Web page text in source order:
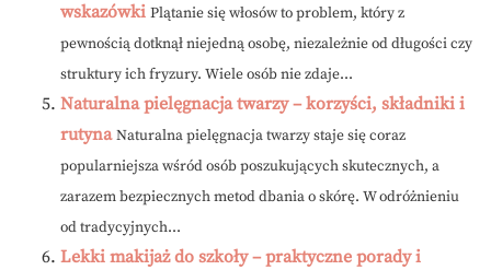
wskazówki Plątanie się włosów to problem, który z
pewnością dotknął niejedną osobę, niezależnie od długości czy
struktury ich fryzury. Wiele osób nie zdaje...
Naturalna pielęgnacja twarzy – korzyści, składniki i
rutyna Naturalna pielęgnacja twarzy staje się coraz
popularniejsza wśród osób poszukujących skutecznych, a
zarazem bezpiecznych metod dbania o skórę. W odróżnieniu
od tradycyjnych...
Lekki makijaż do szkoły – praktyczne porady i